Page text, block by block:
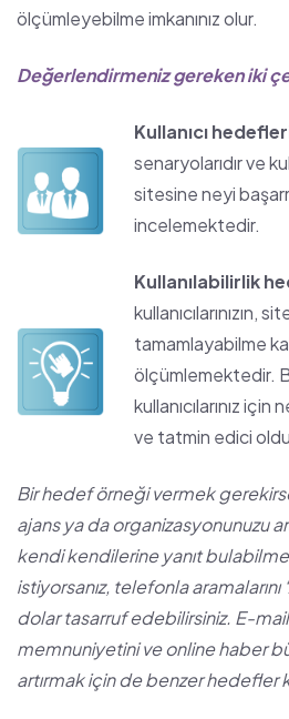
ölçümleyebilme imkanınız olur.
Değerlendirmeniz gereken iki
Kullanıcı
senaryolarıdır ve
sitesine neyi
incelemektedir.
Kullanılabilirlik
kullanıcılarınızın,
tamamlayabilme
ölçümlemektedir.
kullanıcılarınız
ve tatmin edici
Bir hedef örneği vermek gerekirse;
ajans ya da organizasyonunuzu
kendi kendilerine yanıt
istiyorsanız, telefonla aramalarını
dolar tasarruf edebilirsiniz. E-
memnuniyetini ve online haber
artırmak için de benzer hedefler